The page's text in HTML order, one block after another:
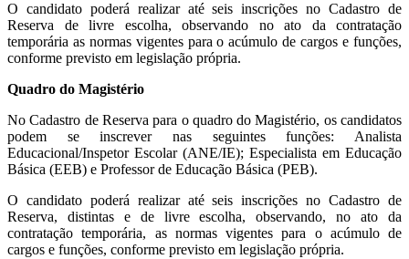
O candidato poderá realizar até seis inscrições no Cadastro de
Reserva de livre escolha, observando no ato da contratação
temporária as normas vigentes para o acúmulo de cargos e funções,
conforme previsto em legislação própria.
Quadro do Magistério
No Cadastro de Reserva para o quadro do Magistério, os candidatos
podem se inscrever nas seguintes funções: Analista
Educacional/Inspetor Escolar (ANE/IE); Especialista em Educação
Básica (EEB) e Professor de Educação Básica (PEB).
O candidato poderá realizar até seis inscrições no Cadastro de
Reserva, distintas e de livre escolha, observando, no ato da
contratação temporária, as normas vigentes para o acúmulo de
cargos e funções, conforme previsto em legislação própria.